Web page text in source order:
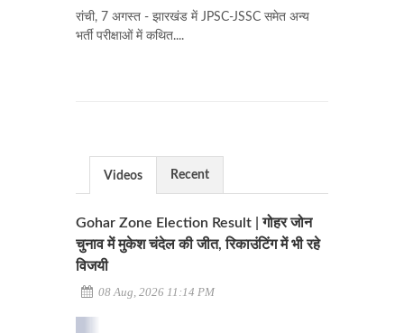
रांची, 7 अगस्त - झारखंड में JPSC-JSSC समेत अन्य
भर्ती परीक्षाओं में कथित....
Videos Recent
Gohar Zone Election Result | गोहर जोन
चुनाव में मुकेश चंदेल की जीत, रिकाउंटिंग में भी रहे
विजयी
08 Aug, 2026 11:14 PM